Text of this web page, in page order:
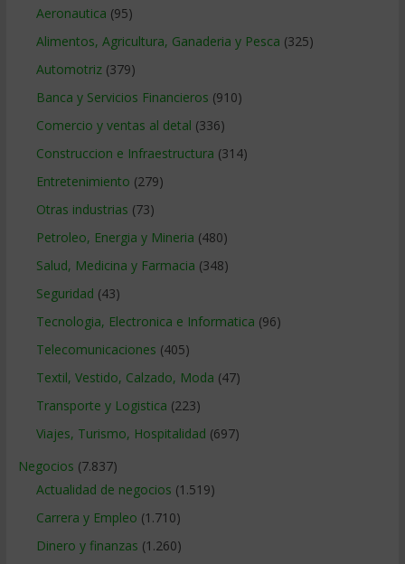
Aeronautica (95)
Alimentos, Agricultura, Ganaderia y Pesca (325)
Automotriz(379)
Banca y Servicios Financieros (910)
Comercio y ventas al detal (336)
Construccion e Infraestructura (314)
Entretenimiento (279)
Otras industrias (73)
Petroleo, Energia y Mineria (480)
Salud, Medicina y Farmacia (348)
Seguridad (43)
Tecnologia, Electronica e Informatica (96)
Telecomunicaciones (405)
Textil, Vestido, Calzado, Moda (47)
Transporte y Logistica (223)
Viajes, Turismo, Hospitalidad (697)
Negocios (7.837)
Actualidad de negocios (1.519)
Carrera y Empleo (1.710)
Dinero y finanzas (1.260)